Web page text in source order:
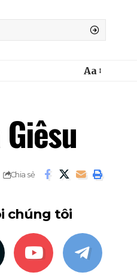
Aa
Chia sẻ
chúng tôi